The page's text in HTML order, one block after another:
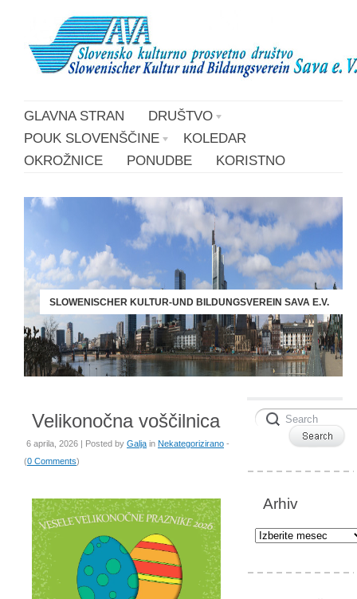
GLAVNA STRAN
DRUŠTVO
POUK SLOVENŠČINE
KOLEDAR
OKROŽNICE
PONUDBE KORISTNO
SLOWENISCHER KULTUR-UND BILDUNGSVEREIN SAVA E.V.
Velikonočna voščilnica
6 aprila, 2026 | Posted by Galja in Nekategorizirano -
(0 Comments)
Arhiv
Arhiv